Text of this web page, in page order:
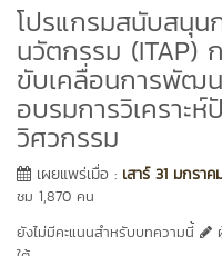
โปรแกรมสนับสนุน
นวัตกรรม (ITAP)
ขับเคลื่อนการพัฒ
อบรมการวิเคราะ
วิศวกรรม
เผยแพร่เมื่อ : เสาร์ 31 มกรา
ชม 1,870 คน
ยังไม่มีคะแนนสำหรับบทความนี้